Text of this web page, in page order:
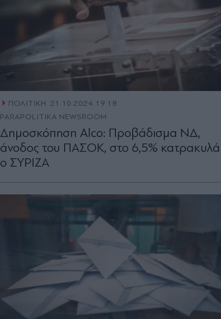
ΠΟΛΙΤΙΚΗ
21.10.2024 19:18
PARAPOLITIKA NEWSROOM
Δημοσκόπηση Alco: Προβάδισμα ΝΔ,
άνοδος του ΠΑΣΟΚ, στο 6,5% κατρακυλά
ο ΣΥΡΙΖΑ